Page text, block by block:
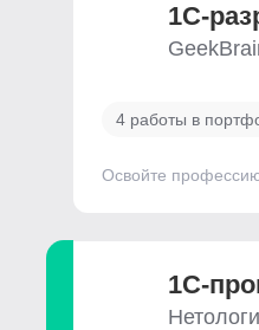
1С-
4 работы в
Освойте профессию
1С-